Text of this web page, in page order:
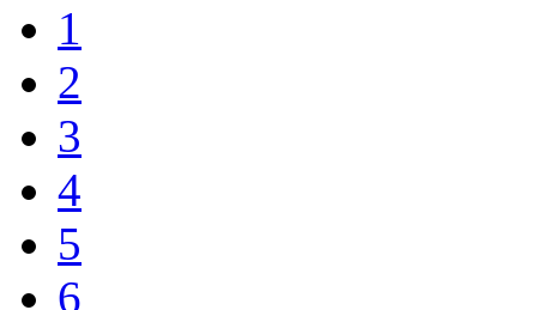
1
2
3
4
5
6